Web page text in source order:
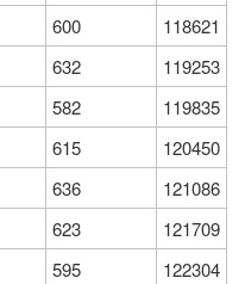
600
118621
632
119253
582
119835
615
120450
636
121086
623
121709
595
122304